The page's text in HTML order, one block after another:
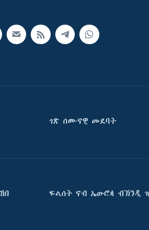
ገጽ ሰሙናዊ መደባት
ፍልሰት ናብ ኤውሮጳ ብኽንዲ